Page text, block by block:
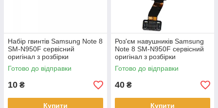
Набір гвинтів Samsung Note 8
SM-N950F сервісний
оригінал з розбірки
Готово до відправки
10 ₴
Купити
Роз'єм навушників Samsung
Note 8 SM-N950F сервісний
оригінал з розбірки
Готово до відправки
40 ₴
Купити